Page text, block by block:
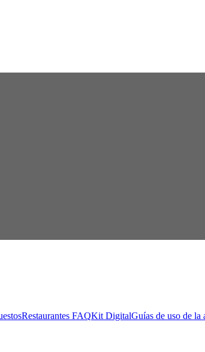
Restaurantes FAQKit DigitalGuías de uso de la